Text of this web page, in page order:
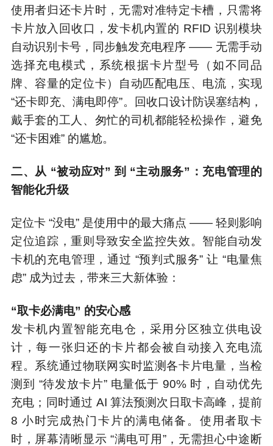
使用者归还卡片时，无需对准特定卡槽，只需将
卡片放入回收口，发卡机内置的 RFID 识别模块
自动识别卡号，同步触发充电程序 —— 无需手动
选择充电模式，系统根据卡片型号（如不同品
牌、容量的定位卡）自动匹配电压、电流，实现
“还卡即充、满电即停”。回收口设计防误塞结构，
戴手套的工人、匆忙的司机都能轻松操作，避免
“还卡困难” 的尴尬。
二、从 “被动应对” 到 “主动服务”：充电管理的
智能化升级
定位卡 “没电” 是使用中的最大痛点 —— 轻则影响
定位追踪，重则导致安全监控失效。智能自动发
卡机的充电管理，通过 “预判式服务” 让 “电量焦
虑” 成为过去，带来三大新体验：
“取卡必满电” 的安心感
发卡机内置智能充电仓，采用分区独立供电设
计，每一张归还的卡片都会被自动接入充电流
程。系统通过物联网实时监测各卡片电量，当检
测到 “待发放卡片” 电量低于 90% 时，自动优先
充电；同时通过 AI 算法预测次日取卡高峰，提前
8 小时完成热门卡片的满电储备。使用者取卡
时，屏幕清晰显示 “满电可用”，无需担心中途断